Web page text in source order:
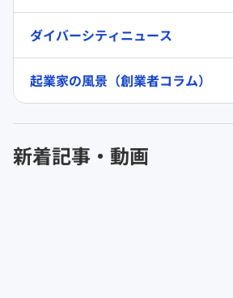
ダイバーシティニュース
起業家の風景（創業者コラム）
新着記事・動画